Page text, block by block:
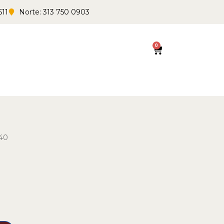
Norte: 313 750 0903
0
Cart